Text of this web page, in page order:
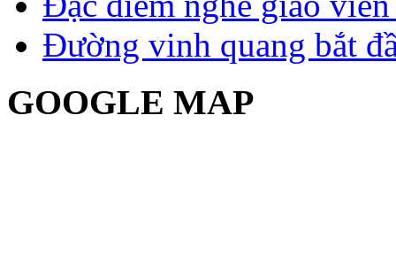
Đường vinh quang bắt
GOOGLE MAP